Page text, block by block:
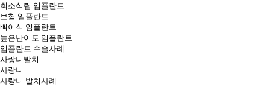
최소식립 임플란트
보험 임플란트
뼈이식 임플란트
높은난이도 임플란트
임플란트 수술사례
사랑니발치
사랑니
사랑니 발치사례